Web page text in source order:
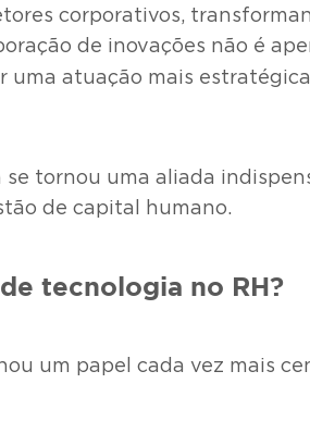
corporativos,
de inovações não é
uma atuação mais
tornou uma aliada
de capital humano.
tecnologia no RH?
um papel cada vez mais